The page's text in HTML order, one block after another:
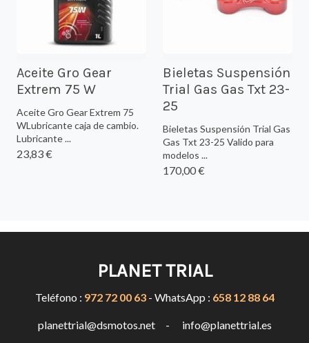
Aceite Gro Gear
Extrem 75 W
Aceite Gro Gear Extrem 75
WLubricante caja de cambio.
Lubricante ...
23,83 €
Bieletas Suspensión
Trial Gas Gas Txt 23-
25
Bieletas Suspensión Trial Gas
Gas Txt 23-25 Valido para
modelos ...
170,00 €
PLANET TRIAL
Teléfono : 972 72 00 63- WhatsApp : 658 12 88 64
planettrial@dsmotos.net - info@planettrial.es